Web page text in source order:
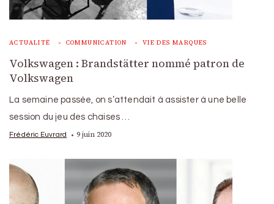
ACTUALITÉ COMMUNICATION VIE DES MARQUES
Volkswagen : Brandstätter nommé patron de
Volkswagen
La semaine passée, on s’attendait à assister à une belle
session du jeu des chaises …
Frédéric Euvrard 9 juin 2020